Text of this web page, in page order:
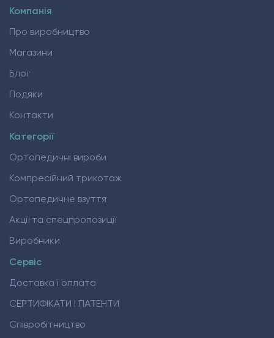
Компанія
Про виробництво
Магазини
Блог
Подяки
Контакти
Категорії
Ортопедичні вироби
Компресійний трикотаж
Ортопедичне взуття
Акції та спецпропозиції
Виробники
Сервіс
Доставка і оплата
СЕРТИФІКАТИ І ПАТЕНТИ
Співробітництво